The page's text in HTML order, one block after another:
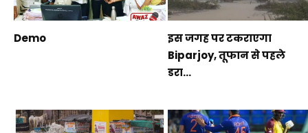
Demo
इस जगह पर टकराएगा
Biparjoy, तूफान से पहले
डरा...